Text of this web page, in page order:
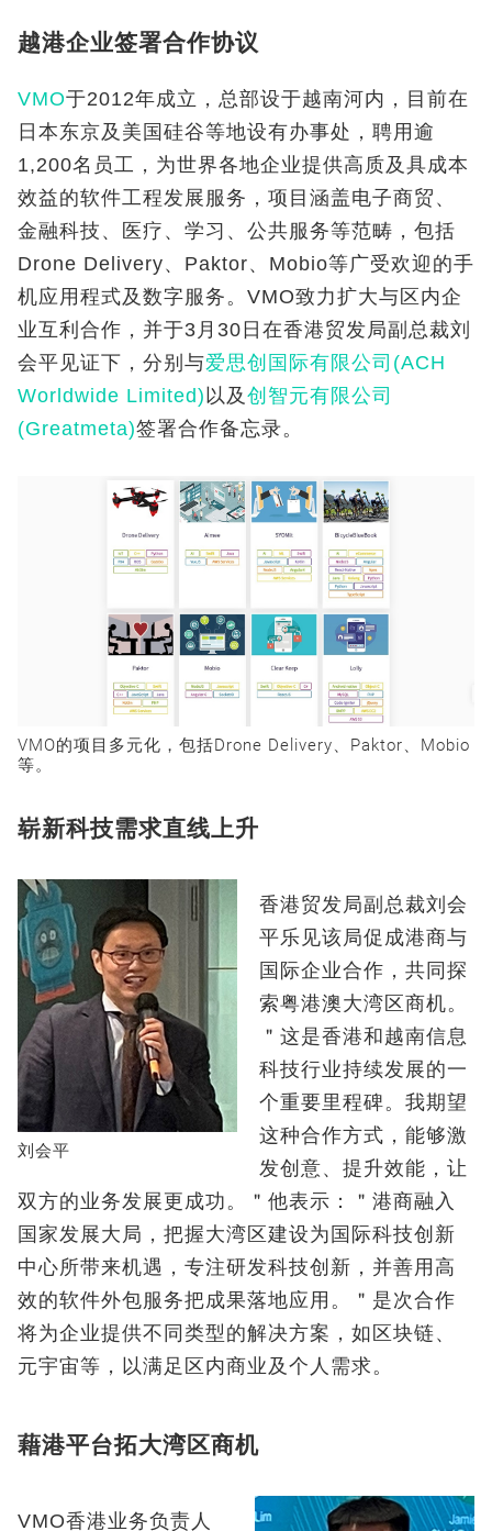
越港企业签署合作协议
VMO于2012年成立，总部设于越南河内，目前在
日本东京及美国硅谷等地设有办事处，聘用逾
1,200名员工，为世界各地企业提供高质及具成本
效益的软件工程发展服务，项目涵盖电子商贸、
金融科技、医疗、学习、公共服务等范畴，包括
Drone Delivery、Paktor、Mobio等广受欢迎的手
机应用程式及数字服务。VMO致力扩大与区内企
业互利合作，并于3月30日在香港贸发局副总裁刘
会平见证下，分别与爱思创国际有限公司(ACH
Worldwide Limited) 以及 创智元有限公司
(Greatmeta)签署合作备忘录。
VMO的项目多元化，包括Drone Delivery、Paktor、Mobio
等。
崭新科技需求直线上升
刘会平
香港贸发局副总裁刘会
平乐见该局促成港商与
国际企业合作，共同探
索粤港澳大湾区商机。
＂这是香港和越南信息
科技行业持续发展的一
个重要里程碑。我期望
这种合作方式，能够激
发创意、提升效能，让
双方的业务发展更成功。＂他表示：＂港商融入
国家发展大局，把握大湾区建设为国际科技创新
中心所带来机遇，专注研发科技创新，并善用高
效的软件外包服务把成果落地应用。＂是次合作
将为企业提供不同类型的解决方案，如区块链、
元宇宙等，以满足区内商业及个人需求。
藉港平台拓大湾区商机
VMO香港业务负责人